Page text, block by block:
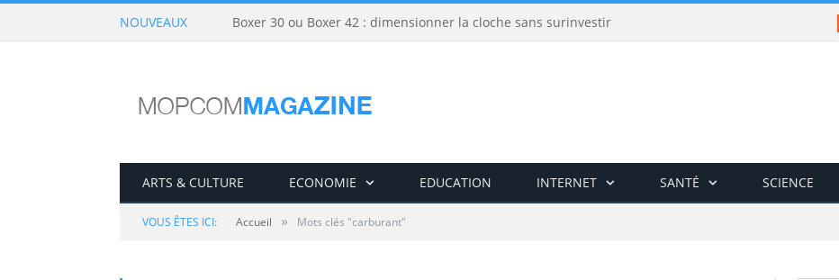
NOUVEAUX Boxer 30 ou Boxer 42 : dimensionner la cloche sans surinvestir
ARTS & CULTURE ECONOMIE EDUCATION INTERNET SANTÉ SCIENCE
VOUS ÊTES ICI: Accueil » Mots clés "carburant"